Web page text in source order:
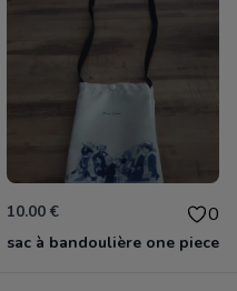
10.00 € 0
sac à bandoulière one piece